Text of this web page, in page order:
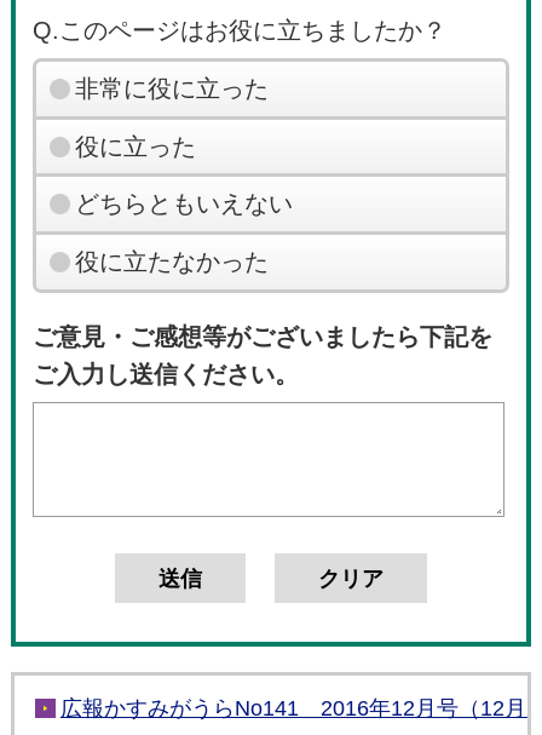
Q.このページはお役に立ちましたか？
非常に役に立った
役に立った
どちらともいえない
役に立たなかった
ご意見・ご感想等がございましたら下記を
ご入力し送信ください。
広報かすみがうらNo141 2016年12月号（12月